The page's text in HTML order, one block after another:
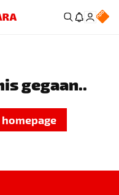
gegaan..